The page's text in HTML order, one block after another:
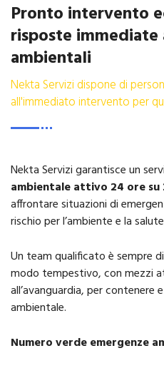
Pronto intervento
risposte
ambientali
Nekta Servizi dispone di
all'immediato intervento per
Nekta Servizi garantisce un
ambientale attivo 24 ore su
affrontare situazioni di
rischio per l’ambiente e la
Un team qualificato è sempre
modo tempestivo, con mezzi
all’avanguardia, per
ambientale.
Numero verde emergenze